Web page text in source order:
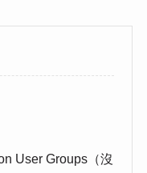
User Groups（沒